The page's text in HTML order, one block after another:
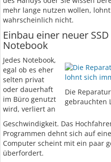
mehr lange nutzen wollen,
wahrscheinlich nicht.
Einbau einer neuer
Notebook
Die
gebrauchten
Jedes Notebook,
egal ob es eher
selten privat
oder dauerhaft
im Büro genutzt
wird, verliert an
Geschwindigkeit. Das
Programmen dehnt sich auf
Computer scheint mit ein paar
überfordert.